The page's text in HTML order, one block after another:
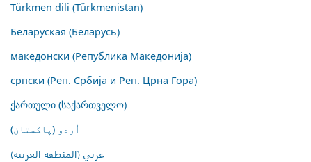
Türkmen dili (Türkmenistan)
Беларуская (Беларусь)
македонски (Република Македонија)
српски (Реп. Србија и Реп. Црна Гора)
ქართული (საქართველო)
اُردو (پاکستان)
عربي (المنطقة العربية)